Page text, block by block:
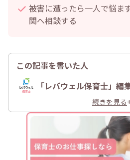
被害に遭ったら一人で悩ま
関へ相談する
この記事を書いた人
「レバウェル保育士」編
続きを見る